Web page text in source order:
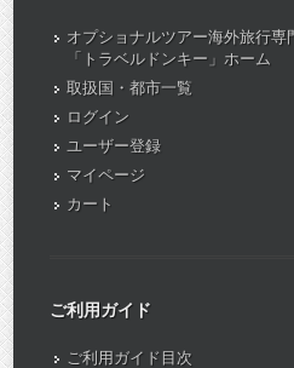
オプショナルツアー海外旅行専
「トラベルドンキー」ホーム
取扱国・都市一覧
ログイン
ユーザー登録
マイページ
カート
ご利用ガイド
ご利用ガイド目次